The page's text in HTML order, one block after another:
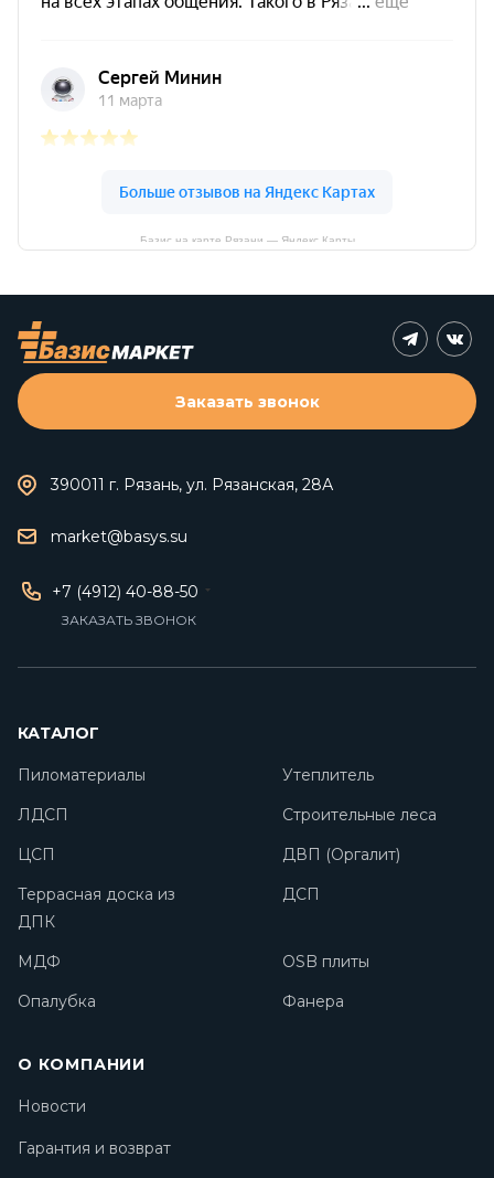
Базис на карте Рязани — Яндекс Карты
390011 г. Рязань, ул. Рязанская, 28А
market@basys.su
+7 (4912) 40-88-50
ЗАКАЗАТЬ ЗВОНОК
Заказать звонок
КАТАЛОГ
Пиломатериалы
Утеплитель
ЛДСП
Строительные леса
ЦСП
ДВП (Оргалит)
Террасная доска из
ДПК
ДСП
МДФ
OSB плиты
Опалубка
Фанера
О КОМПАНИИ
Новости
Гарантия и возврат